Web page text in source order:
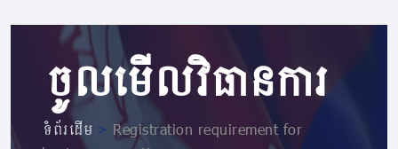
ចូលមើលវិធានការ
ទំព័រដើម> Registration requirement for